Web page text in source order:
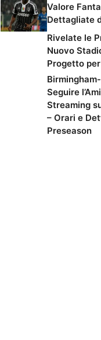
Valore
Dettagliate
Rivelate le
Nuovo
Progetto
Seguire
Streaming
– Orari e
Preseason